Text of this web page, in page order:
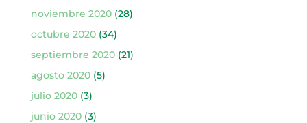
noviembre 2020(28)
octubre 2020(34)
septiembre 2020(21)
agosto 2020(5)
julio 2020(3)
junio 2020(3)